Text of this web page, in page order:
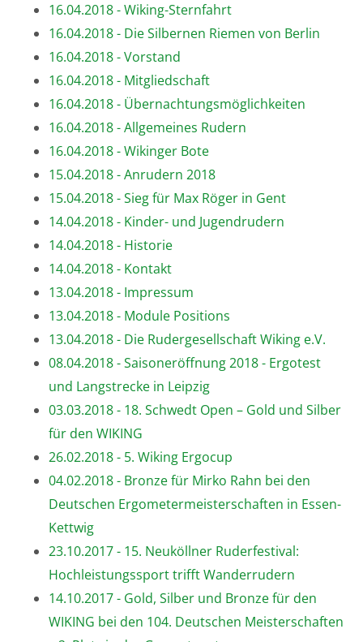
16.04.2018 - Wiking-Sternfahrt
16.04.2018 - Die Silbernen Riemen von Berlin
16.04.2018 - Vorstand
16.04.2018 - Mitgliedschaft
16.04.2018 - Übernachtungsmöglichkeiten
16.04.2018 - Allgemeines Rudern
16.04.2018 - Wikinger Bote
15.04.2018 - Anrudern 2018
15.04.2018 - Sieg für Max Röger in Gent
14.04.2018 - Kinder- und Jugendrudern
14.04.2018 - Historie
14.04.2018 - Kontakt
13.04.2018 - Impressum
13.04.2018 - Module Positions
13.04.2018 - Die Rudergesellschaft Wiking e.V.
08.04.2018 - Saisoneröffnung 2018 - Ergotest
und Langstrecke in Leipzig
03.03.2018 - 18. Schwedt Open – Gold und Silber
für den WIKING
26.02.2018 - 5. Wiking Ergocup
04.02.2018 - Bronze für Mirko Rahn bei den
Deutschen Ergometermeisterschaften in Essen-
Kettwig
23.10.2017 - 15. Neuköllner Ruderfestival:
Hochleistungssport trifft Wanderrudern
14.10.2017 - Gold, Silber und Bronze für den
WIKING bei den 104. Deutschen Meisterschaften